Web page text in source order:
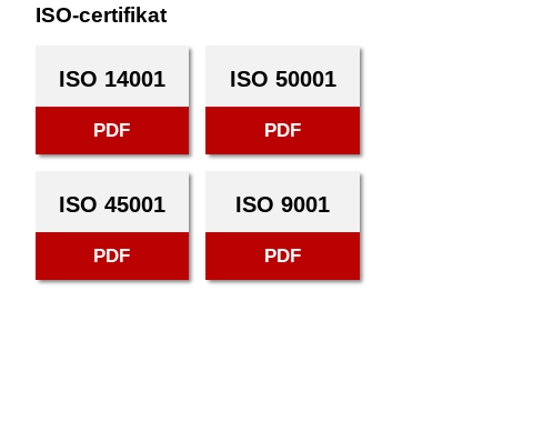
ISO-certifikat
ISO 14001
PDF
ISO 50001
PDF
ISO 45001
PDF
ISO 9001
PDF